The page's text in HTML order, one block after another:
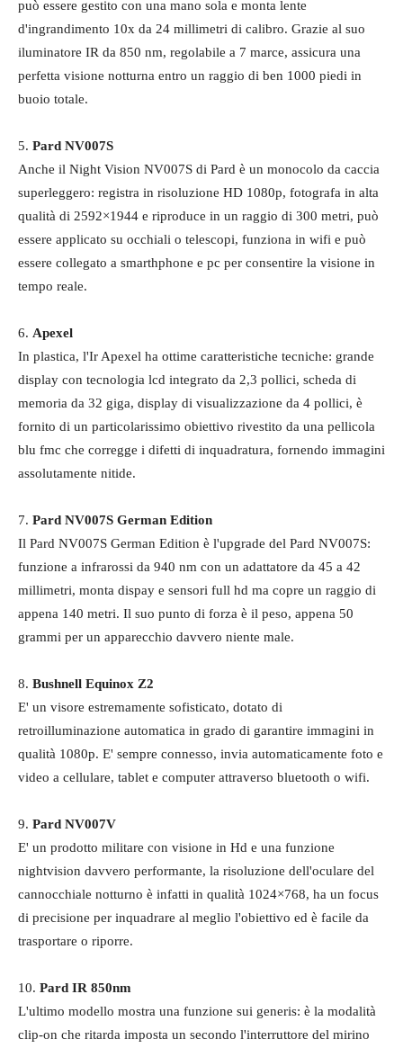
può essere gestito con una mano sola e monta lente
d'ingrandimento 10x da 24 millimetri di calibro. Grazie al suo
iluminatore IR da 850 nm, regolabile a 7 marce, assicura una
perfetta visione notturna entro un raggio di ben 1000 piedi in
buoio totale.
5. Pard NV007S
Anche il Night Vision NV007S di Pard è un monocolo da caccia
superleggero: registra in risoluzione HD 1080p, fotografa in alta
qualità di 2592×1944 e riproduce in un raggio di 300 metri, può
essere applicato su occhiali o telescopi, funziona in wifi e può
essere collegato a smarthphone e pc per consentire la visione in
tempo reale.
6. Apexel
In plastica, l'Ir Apexel ha ottime caratteristiche tecniche: grande
display con tecnologia lcd integrato da 2,3 pollici, scheda di
memoria da 32 giga, display di visualizzazione da 4 pollici, è
fornito di un particolarissimo obiettivo rivestito da una pellicola
blu fmc che corregge i difetti di inquadratura, fornendo immagini
assolutamente nitide.
7. Pard NV007S German Edition
Il Pard NV007S German Edition è l'upgrade del Pard NV007S:
funzione a infrarossi da 940 nm con un adattatore da 45 a 42
millimetri, monta dispay e sensori full hd ma copre un raggio di
appena 140 metri. Il suo punto di forza è il peso, appena 50
grammi per un apparecchio davvero niente male.
8. Bushnell Equinox Z2
E' un visore estremamente sofisticato, dotato di
retroilluminazione automatica in grado di garantire immagini in
qualità 1080p. E' sempre connesso, invia automaticamente foto e
video a cellulare, tablet e computer attraverso bluetooth o wifi.
9. Pard NV007V
E' un prodotto militare con visione in Hd e una funzione
nightvision davvero performante, la risoluzione dell'oculare del
cannocchiale notturno è infatti in qualità 1024×768, ha un focus
di precisione per inquadrare al meglio l'obiettivo ed è facile da
trasportare o riporre.
10. Pard ‎IR 850nm
L'ultimo modello mostra una funzione sui generis: è la modalità
clip-on che ritarda imposta un secondo l'interruttore del mirino